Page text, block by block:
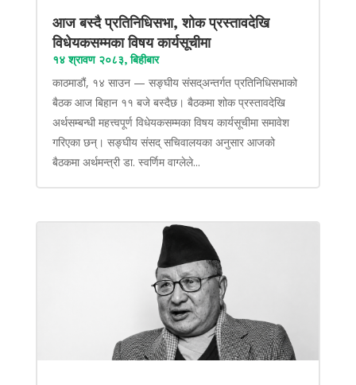
आज बस्दै प्रतिनिधिसभा, शोक प्रस्तावदेखि
विधेयकसम्मका विषय कार्यसूचीमा
१४ श्रावण २०८३, बिहीबार
काठमाडौं, १४ साउन — सङ्घीय संसद्अन्तर्गत प्रतिनिधिसभाको
बैठक आज बिहान ११ बजे बस्दैछ। बैठकमा शोक प्रस्तावदेखि
अर्थसम्बन्धी महत्त्वपूर्ण विधेयकसम्मका विषय कार्यसूचीमा समावेश
गरिएका छन्। सङ्घीय संसद् सचिवालयका अनुसार आजको
बैठकमा अर्थमन्त्री डा. स्वर्णिम वाग्लेले...